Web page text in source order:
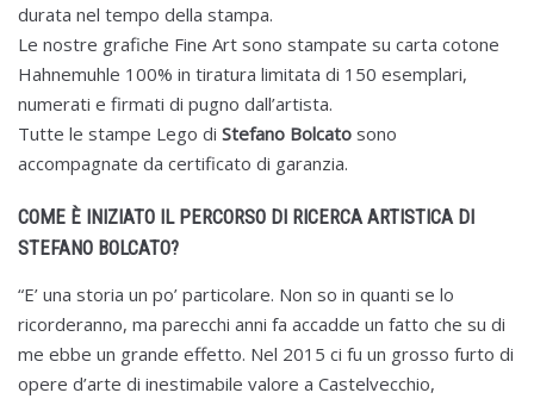
durata nel tempo della stampa.
Le nostre grafiche Fine Art sono stampate su carta cotone
Hahnemuhle 100% in tiratura limitata di 150 esemplari,
numerati e firmati di pugno dall’artista.
Tutte le stampe Lego di Stefano Bolcato sono
accompagnate da certificato di garanzia.
COME È INIZIATO IL PERCORSO DI RICERCA ARTISTICA DI
STEFANO BOLCATO?
“E’ una storia un po’ particolare. Non so in quanti se lo
ricorderanno, ma parecchi anni fa accadde un fatto che su di
me ebbe un grande effetto. Nel 2015 ci fu un grosso furto di
opere d’arte di inestimabile valore a Castelvecchio,